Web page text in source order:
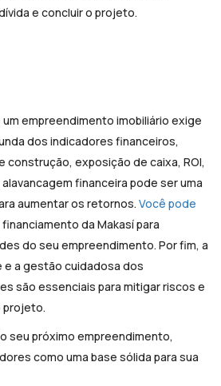
e concluir o projeto.
um empreendimento imobiliário exige
dos indicadores financeiros,
construção, exposição de caixa, ROI,
alavancagem financeira pode ser uma
aumentar os retornos. Você pode
da Makasí para
do seu empreendimento. Por fim, a
e a gestão cuidadosa dos
são essenciais para mitigar riscos e
projeto.
seu próximo empreendimento,
como uma base sólida para sua